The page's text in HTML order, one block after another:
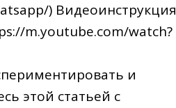
) Видеоинструкция
m.youtube.com/watch?
и
этой статьей с